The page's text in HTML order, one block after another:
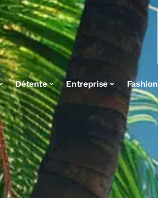
Détente Entreprise Fashion